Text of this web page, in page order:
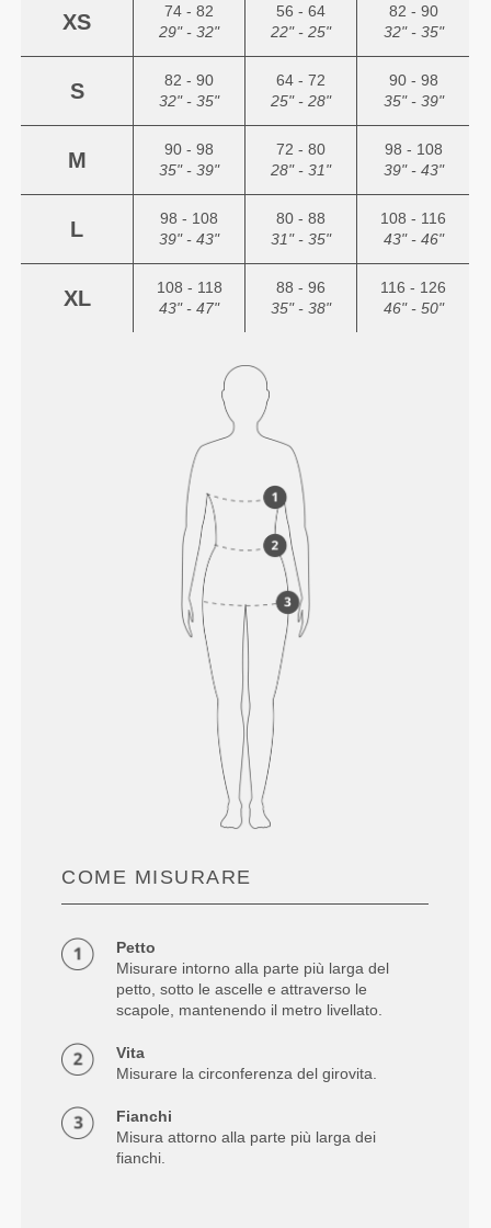
XS
74 - 82
29" - 32"
56 - 64
22" - 25"
82 - 90
32" - 35"
S
82 - 90
32" - 35"
64 - 72
25" - 28"
90 - 98
35" - 39"
M
90 - 98
35" - 39"
72 - 80
28" - 31"
98 - 108
39" - 43"
L
98 - 108
39" - 43"
80 - 88
31" - 35"
108 - 116
43" - 46"
XL
108 - 118
43" - 47"
88 - 96
35" - 38"
116 - 126
46" - 50"
COME MISURARE
Petto
Misurare intorno alla parte più larga del
petto, sotto le ascelle e attraverso le
scapole, mantenendo il metro livellato.
Vita
Misurare la circonferenza del girovita.
Fianchi
Misura attorno alla parte più larga dei
fianchi.